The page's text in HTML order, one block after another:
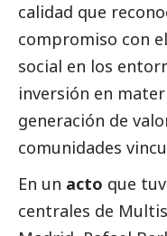
calidad que
compromiso con
social en los
inversión en
generación de
comunidades
En un acto que
centrales de